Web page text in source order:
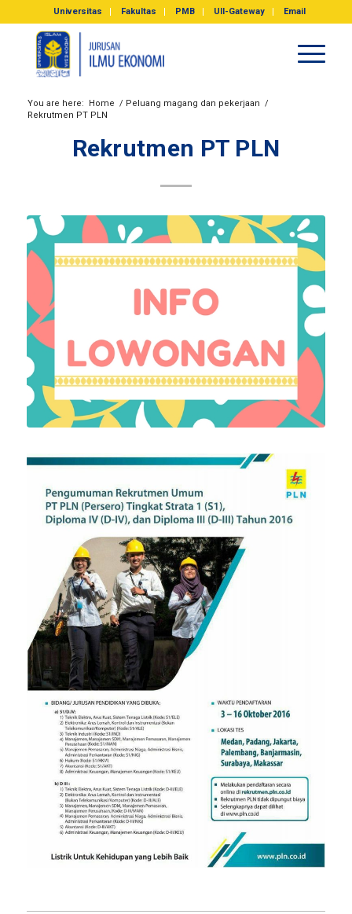
Universitas Fakultas PMB UII-Gateway Email
You are here: Home / Peluang magang dan pekerjaan /
Rekrutmen PT PLN
Rekrutmen PT PLN